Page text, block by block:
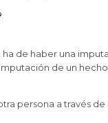
ha de haber una
de un hecho
persona a través de